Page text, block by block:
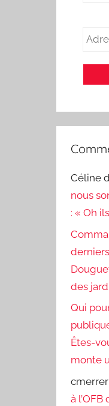
Céline
nous
: « Oh
des
Qui
Êtes-
monte
cmerrer
à